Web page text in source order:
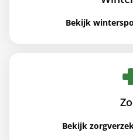
Bekijk
Bekijk